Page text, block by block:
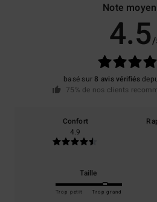
Note
4.5
basé sur 8 avis vérifiés
75% de nos clients
Confort
4.9
Taille
Trop petit Trop grand